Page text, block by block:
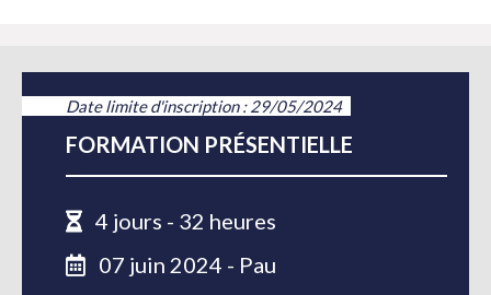
Date limite d'inscription : 29/05/2024
FORMATION PRÉSENTIELLE
4 jours - 32 heures
07 juin 2024 - Pau